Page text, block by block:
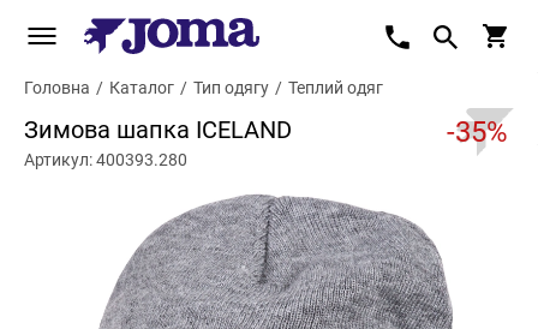
Головна / Каталог / Тип одягу / Теплий одяг
Зимова шапка ICELAND -35%
Артикул: 400393.280